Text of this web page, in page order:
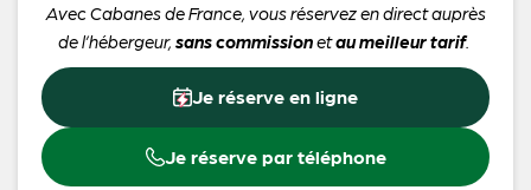
Avec Cabanes de France, vous réservez en direct auprès
de l’hébergeur, sans commissionetau meilleur tarif.
Je réserve en ligne
Je réserve par téléphone